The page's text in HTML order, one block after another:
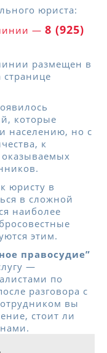
юриста:
— 8 (925)
размещен в
странице
которые
населению, но с
к
оказываемых
юристу в
в сложной
наиболее
этим.
правосудие”
—
по
разговора с
вы
стоит ли